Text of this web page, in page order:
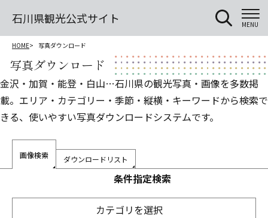
石川県観光公式サイト MENU
HOME 写真ダウンロード
写真ダウンロード
金沢・加賀・能登・白山…石川県の観光写真・画像を多数掲
載。エリア・カテゴリー・季節・縦横・キーワードから検索で
きる、使いやすい写真ダウンロードシステムです。
画像検索 ダウンロードリスト
条件指定検索
カテゴリを選択